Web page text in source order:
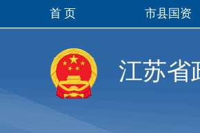
首 页 市县国资
江苏省